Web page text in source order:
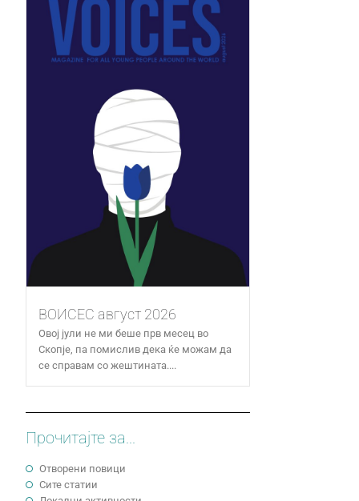
ВОИСЕС август 2026
Овој јули не ми беше прв месец во
Скопје, па помислив дека ќе можам да
се справам со жештината....
Прочитајте за...
Отворени повици
Сите статии